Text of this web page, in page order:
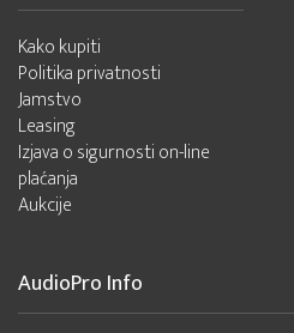
Kako kupiti
Politika privatnosti
Jamstvo
Leasing
Izjava o sigurnosti on-line
plaćanja
Aukcije
AudioPro Info